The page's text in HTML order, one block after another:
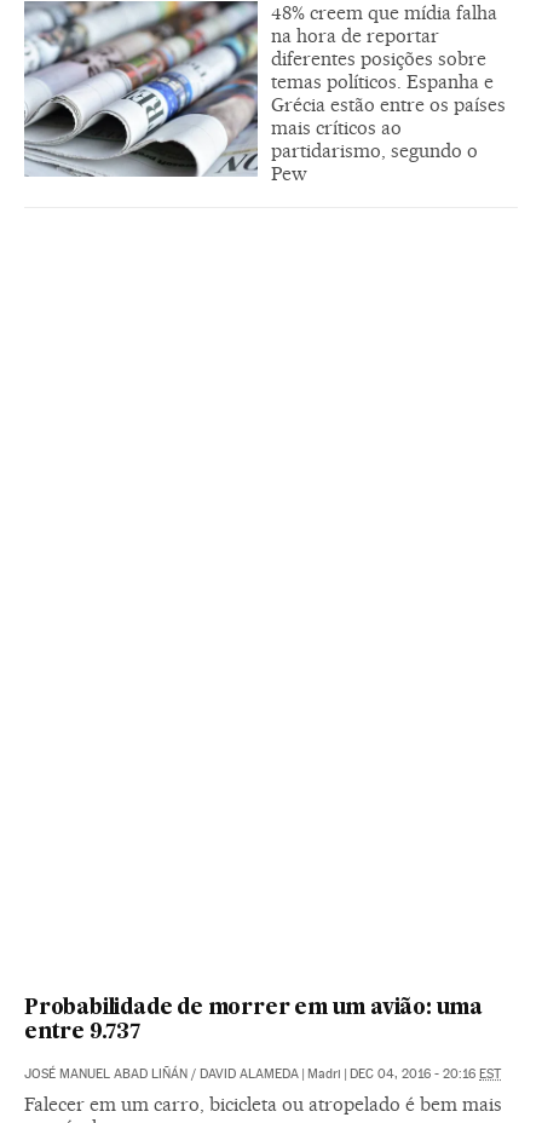
48% creem que mídia falha
na hora de reportar
diferentes posições sobre
temas políticos. Espanha e
Grécia estão entre os países
mais críticos ao
partidarismo, segundo o
Pew
Probabilidade de morrer em um avião: uma
entre 9.737
JOSÉ MANUEL ABAD LIÑÁN / DAVID ALAMEDA Madri DEC 04, 2016 - 20:16 EST
Falecer em um carro, bicicleta ou atropelado é bem mais